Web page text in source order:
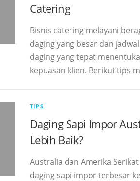
Catering
Bisnis catering melayani
daging yang besar dan
daging yang tepat
kepuasan klien. Berikut tips
TIPS
Daging Sapi Impor
Lebih Baik?
Australia dan Amerika
daging sapi impor terbesar